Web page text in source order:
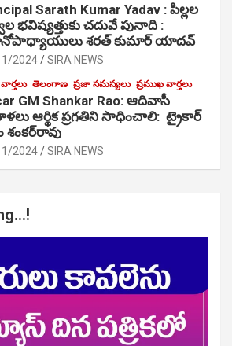
Sarath Kumar Yadav : పిల్లల
భవిష్యత్తుకు చదువే పునాది :
శరత్ కుమార్ యాదవ్
2024 SIRA NEWS
తెలంగాణ ప్రజా సమస్యలు ప్రముఖ వార్తలు
GM Shankar Rao: ఆదివాసీ
ఆర్థిక ప్రగతిని సాధించాలి: ట్రైకార్
శంకర్‌రావు
2024 SIRA NEWS